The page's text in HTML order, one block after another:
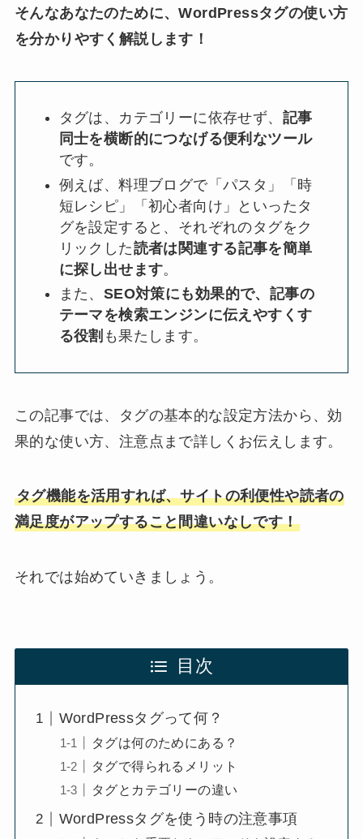
そんなあなたのために、WordPressタグの使い方
を分かりやすく解説します！
タグは、カテゴリーに依存せず、 記事
同士を横断的につなげる便利なツール
です。
例えば、料理ブログで「パスタ」「時
短レシピ」「初心者向け」といったタ
グを設定すると、それぞれのタグをク
リックした読者は関連する記事を簡単
に探し出せます。
また、 SEO対策にも効果的で、記事の
テーマを検索エンジンに伝えやすくす
る役割 も果たします。
この記事では、タグの基本的な設定方法から、効
果的な使い方、注意点まで詳しくお伝えします。
タグ機能を活用すれば、サイトの利便性や読者の
満足度がアップすること間違いなしです！
それでは始めていきましょう。
目次
WordPressタグって何？
タグは何のためにある？
タグで得られるメリット
タグとカテゴリーの違い
WordPressタグを使う時の注意事項